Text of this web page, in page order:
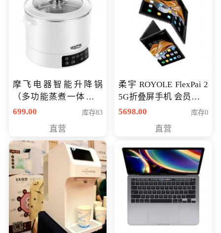
摩飞电器智能升降锅
（多功能蒸煮一体锅）
（智能升降养生锅） 会
699.00 库存83
直营
柔宇 ROYOLE FlexPai 2
5G折叠屏手机 会员专享
购买价格 4998元
5698.00 库存0
直营